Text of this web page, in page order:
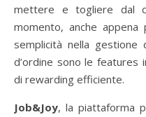
mettere e togliere dal
momento, anche appena
semplicità nella gestione
d’ordine sono le features
di rewarding efficiente.
Job&Joy, la piattaforma